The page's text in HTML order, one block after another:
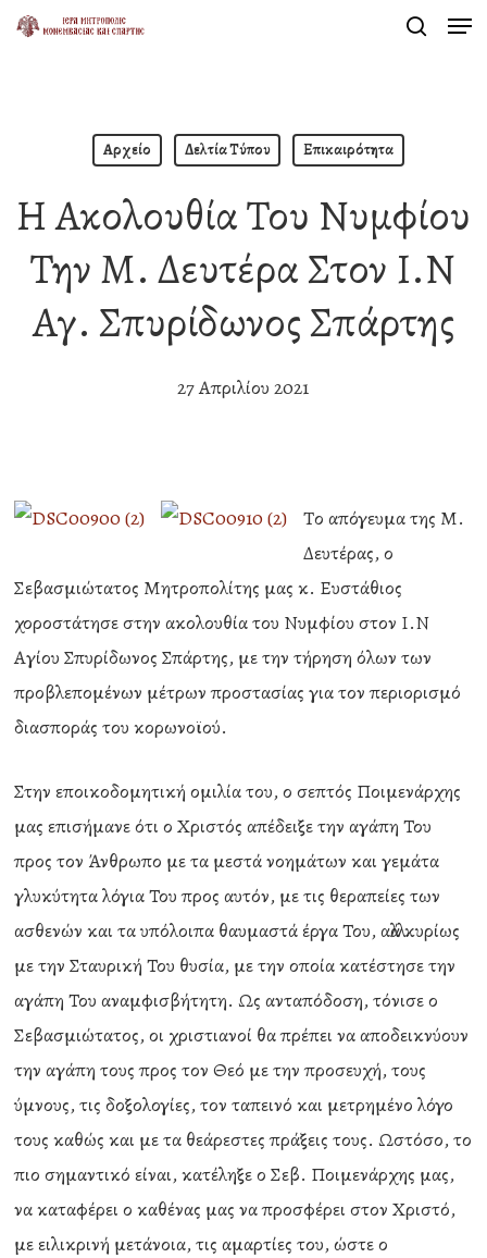
Skip
Αρχείο Δελτία Τύπου Επικαιρότητα
Η Ακολουθία Του Νυμφίου
Την Μ. Δευτέρα Στον Ι.Ν
Αγ. Σπυρίδωνος Σπάρτης
27 Απριλίου 2021
Tο απόγευμα της Μ.
Δευτέρας, ο
Σεβασμιώτατος Μητροπολίτης μας κ. Ευστάθιος
χοροστάτησε στην ακολουθία του Νυμφίου στον Ι.Ν
Αγίου Σπυρίδωνος Σπάρτης, με την τήρηση όλων των
προβλεπομένων μέτρων προστασίας για τον περιορισμό
διασποράς του κορωνοϊού.
Στην εποικοδομητική ομιλία του, ο σεπτός Ποιμενάρχης
μας επισήμανε ότι ο Χριστός απέδειξε την αγάπη Του
προς τον Άνθρωπο με τα μεστά νοημάτων και γεμάτα
γλυκύτητα λόγια Του προς αυτόν, με τις θεραπείες των
ασθενών και τα υπόλοιπα θαυμαστά έργα Του, αλλά κυρίως
με την Σταυρική Του θυσία, με την οποία κατέστησε την
αγάπη Του αναμφισβήτητη. Ως ανταπόδοση, τόνισε ο
Σεβασμιώτατος, οι χριστιανοί θα πρέπει να αποδεικνύουν
την αγάπη τους προς τον Θεό με την προσευχή, τους
ύμνους, τις δοξολογίες, τον ταπεινό και μετρημένο λόγο
τους καθώς και με τα θεάρεστες πράξεις τους. Ωστόσο, το
πιο σημαντικό είναι, κατέληξε ο Σεβ. Ποιμενάρχης μας,
να καταφέρει ο καθένας μας να προσφέρει στον Χριστό,
με ειλικρινή μετάνοια, τις αμαρτίες του, ώστε ο